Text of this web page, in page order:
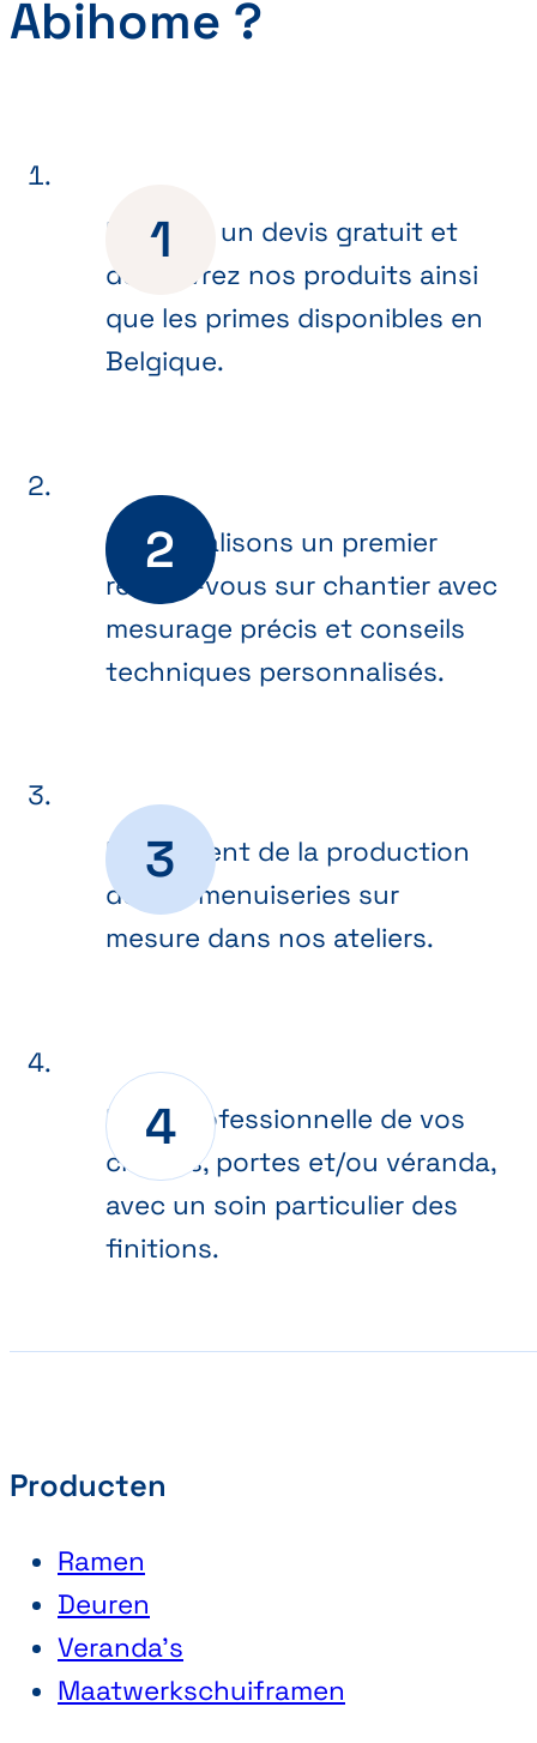
Abihome ?
Recevez un devis gratuit et
découvrez nos produits ainsi
que les primes disponibles en
Belgique.
Nous réalisons un premier
rendez-vous sur chantier avec
mesurage précis et conseils
techniques personnalisés.
Lancement de la production
de vos menuiseries sur
mesure dans nos ateliers.
Pose professionnelle de vos
châssis, portes et/ou véranda,
avec un soin particulier des
finitions.
Producten
Ramen
Deuren
Veranda’s
Maatwerkschuiframen